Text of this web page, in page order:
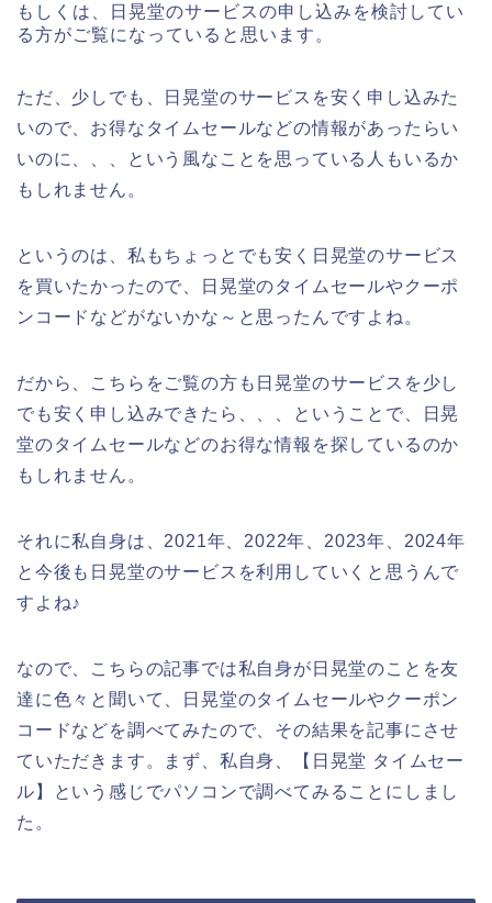
もしくは、日晃堂のサービスの申し込みを検討してい
る方がご覧になっていると思います。
ただ、少しでも、日晃堂のサービスを安く申し込みた
いので、お得なタイムセールなどの情報があったらい
いのに、、、という風なことを思っている人もいるか
もしれません。
というのは、私もちょっとでも安く日晃堂のサービス
を買いたかったので、日晃堂のタイムセールやクーポ
ンコードなどがないかな～と思ったんですよね。
だから、こちらをご覧の方も日晃堂のサービスを少し
でも安く申し込みできたら、、、ということで、日晃
堂のタイムセールなどのお得な情報を探しているのか
もしれません。
それに私自身は、2021年、2022年、2023年、2024年
と今後も日晃堂のサービスを利用していくと思うんで
すよね♪
なので、こちらの記事では私自身が日晃堂のことを友
達に色々と聞いて、日晃堂のタイムセールやクーポン
コードなどを調べてみたので、その結果を記事にさせ
ていただきます。まず、私自身、【日晃堂 タイムセー
ル】という感じでパソコンで調べてみることにしまし
た。